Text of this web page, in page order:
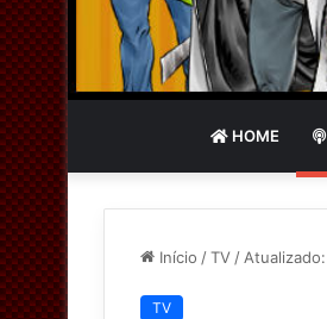
HOME
Início /TV /
TV